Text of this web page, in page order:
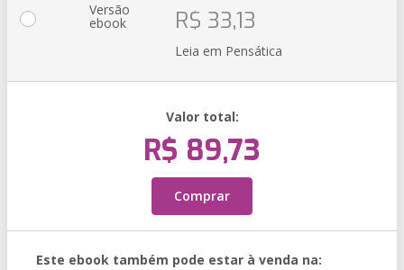
Versão
ebook R$ 33,13
Leia em Pensática
Valor total:
R$ 89,73
Comprar
Este ebook também pode estar à venda na: